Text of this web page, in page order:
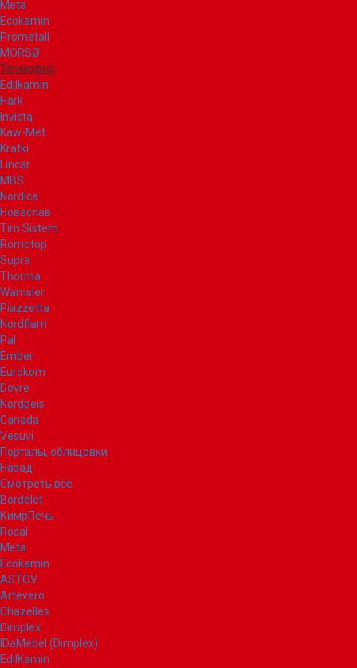
Meta
Ecokamin
Prometall
MORSØ
Термофор
Edilkamin
Hark
Invicta
Kaw-Met
Kratki
Lincar
MBS
Nordica
Новаслав
Tim Sistem
Romotop
Supra
Thorma
Wamsler
Piazzetta
Nordflam
Pal
Ember
Eurokom
Dovre
Nordpeis
Canada
Vesuvi
Порталы, облицовки
Назад
Смотреть все
Bordelet
КимрПечь
Rocal
Meta
Ecokamin
ASTOV
Artevero
Chazelles
Dimplex
IDaMebel (Dimplex)
EdilKamin